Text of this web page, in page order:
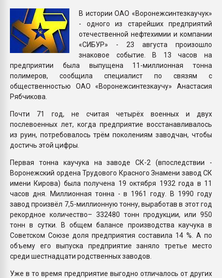
В истории ОАО «Воронежсинтезкаучук»
- одного из старейших предприятий
отечественной нефтехимии и компании
«СИБУР» - 23 августа произошло
знаковое событие. В 13 часов на
предприятии была выпущена 11-миллионная тонна
полимеров, сообщила специалист по связям с
общественностью ОАО «Воронежсинтезкаучу» Анастасия
Рябчикова.
Почти 71 год, не считая четырёх военных и двух
послевоенных лет, когда предприятие восстанавливалось
из руин, потребовалось трём поколениям заводчан, чтобы
достичь этой цифры.
Первая тонна каучука на заводе СК-2 (впоследствии -
Воронежский ордена Трудового Красного Знамени завод СК
имени Кирова) была получена 19 октября 1932 года в 11
часов дня. Миллионная тонна - в 1961 году. В 1990 году
завод произвёл 7,5-миллионную тонну, выработав в этот год
рекордное количество– 332480 тонн продукции, или 950
тонн в сутки. В общем балансе производства каучука в
Советском Союзе доля предприятия составила 14 %. А по
объему его выпуска предприятие заняло третье место
среди шестнадцати родственных заводов.
Уже в то время предприятие выгодно отличалось от других